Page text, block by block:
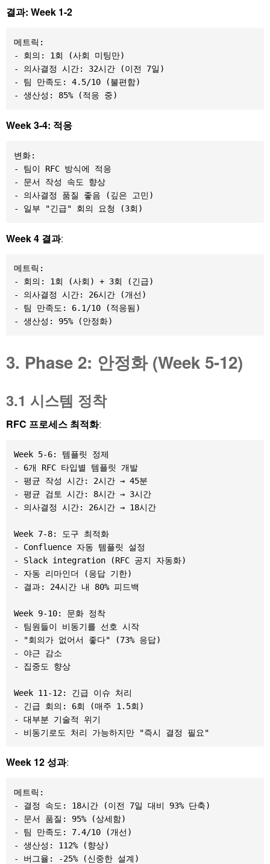
결과: Week 1-2
메트릭:
- 회의: 1회 (사회 미팅만)
- 의사결정 시간: 32시간 (이전 7일)
- 팀 만족도: 4.5/10 (불편함)
Week 3-4: 적응
변화:
- 팀이 RFC 방식에 적응
- 문서 작성 속도 향상
- 의사결정 품질 좋음 (깊은 고민)
Week 4 결과:
메트릭:
- 회의: 1회 (사회) + 3회 (긴급)
- 의사결정 시간: 26시간 (개선)
- 팀 만족도: 6.1/10 (적응됨)
3. Phase 2: 안정화 (Week 5-12)
3.1 시스템 정착
RFC 프로세스 최적화:
Week 5-6: 템플릿 정제
- 6개 RFC 타입별 템플릿 개발
- 평균 작성 시간: 2시간 → 45분
- 평균 검토 시간: 8시간 → 3시간
- 의사결정 시간: 26시간 → 18시간
Week 7-8: 도구 최적화
- Confluence 자동 템플릿 설정
- Slack integration (RFC 공지 자동화)
- 자동 리마인더 (응답 기한)
- 결과: 24시간 내 80% 피드백
Week 9-10: 문화 정착
- 팀원들이 비동기를 선호 시작
- "회의가 없어서 좋다" (73% 응답)
- 야근 감소
- 집중도 향상
Week 11-12: 긴급 이슈 처리
- 긴급 회의: 6회 (매주 1.5회)
- 대부분 기술적 위기
Week 12 성과:
메트릭:
- 결정 속도: 18시간 (이전 7일 대비 93% 단축)
- 문서 품질: 95% (상세함)
- 팀 만족도: 7.4/10 (개선)
- 생산성: 112% (향상)